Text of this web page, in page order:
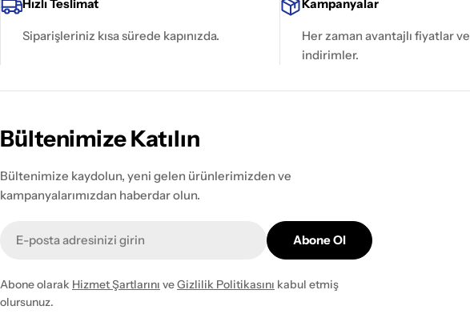
Hızlı Teslimat
Siparişleriniz kısa sürede kapınızda.
Kampanyalar
Her zaman avantajlı fiyatlar ve
indirimler.
Bültenimize Katılın
Bültenimize kaydolun, yeni gelen ürünlerimizden ve
kampanyalarımızdan haberdar olun.
posta
Abone Ol
Abone olarak Hizmet Şartlarını veGizlilik Politikasını kabul etmiş
olursunuz.